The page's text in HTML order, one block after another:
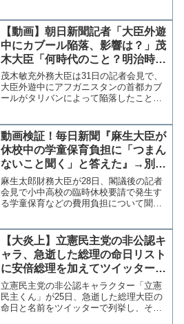
今、どの政党を支持していますか。政党
名でお答えください。 自民...
【動画】朝日新聞記者「大臣外遊
中にカブール陥落、影響は？」茂
木大臣「何時代のこと？明治時代
ですか？Wi-Fi通じないんです
か？」
茂木敏充外務大臣は31日の記者会見で、
大臣外遊中にアフガニスタンの首都カブ
ールがタリバンによって陥落したこと
「何時代のこと言ってるんですか？明治
時代ですか？Wi-Fi通...
動画検証！毎日新聞『麻生大臣が
休校中の学童保育負担に「つまん
ないこと聞く」と答えた』→別の
質問と雑談をつなぎ合わせた印象
操作と判明
麻生太郎財務大臣が28日、閣議後の記者
会見で小中高校の臨時休校要請で発生す
る学童保育などの費用負担について聞か
務相 休校中の学童保育負担「つまんな
いこと聞く」 新型肺炎...
【大炎上】立憲民主党の非公認キ
ャラ、急逝した総理の命日リスト
に安倍総理を加えてツイッターに
投稿
立憲民主党の非公認キャラクター「立憲
民主くん」が25日、急逝した総理大臣の
命日と名前をツイッターで列挙し、その